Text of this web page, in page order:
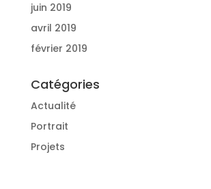
juin 2019
avril 2019
février 2019
Catégories
Actualité
Portrait
Projets